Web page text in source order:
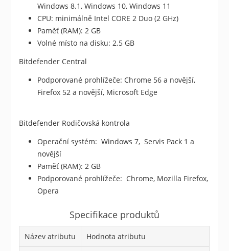
Windows 8.1, Windows 10, Windows 11
CPU: minimálně Intel CORE 2 Duo (2 GHz)
Paměť (RAM): 2 GB
Volné místo na disku: 2.5 GB
Bitdefender Central
Podporované prohlížeče: Chrome 56 a novější,
Firefox 52 a novější, Microsoft Edge
Bitdefender Rodičovská kontrola
Operační systém: Windows 7, Servis Pack 1 a
novější
Paměť (RAM): 2 GB
Podporované prohlížeče: Chrome, Mozilla Firefox,
Opera
Specifikace produktů
Název atributu Hodnota atributu